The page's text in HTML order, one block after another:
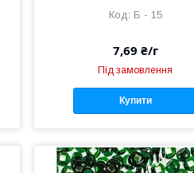
Б - 15
7,69 ₴/г
Під замовлення
Купити